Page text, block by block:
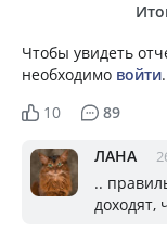
Чтобы увидеть
необходимо войти.
10
89
ЛАНА
..
доходят,